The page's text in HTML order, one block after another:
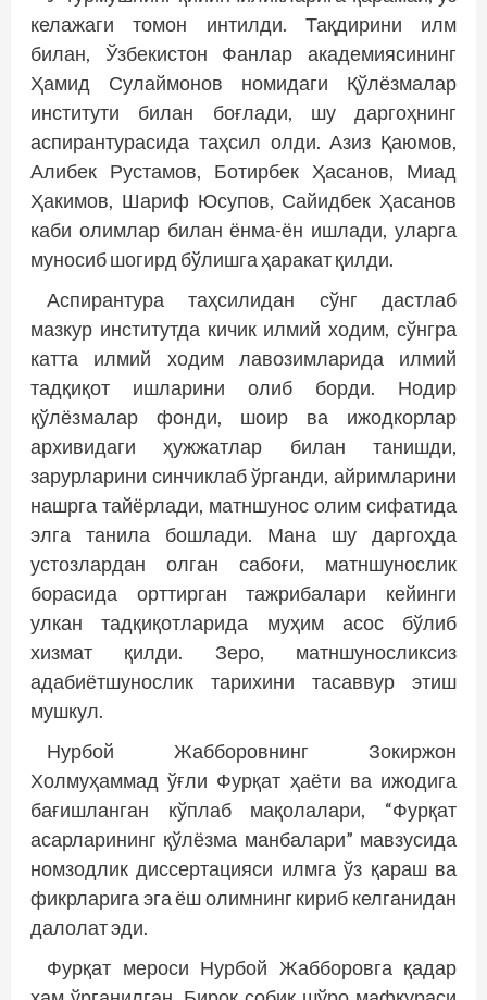
келажаги томон интилди. Тақдирини илм
билан, Ўзбекистон Фанлар академиясининг
Ҳамид Сулаймонов номидаги Қўлёзмалар
институти билан боғлади, шу даргоҳнинг
аспирантурасида таҳсил олди. Азиз Қаюмов,
Алибек Рустамов, Ботирбек Ҳасанов, Миад
Ҳакимов, Шариф Юсупов, Сайидбек Ҳасанов
каби олимлар билан ёнма-ён ишлади, уларга
муносиб шогирд бўлишга ҳаракат қилди.
Аспирантура таҳсилидан сўнг дастлаб
мазкур институтда кичик илмий ходим, сўнгра
катта илмий ходим лавозимларида илмий
тадқиқот ишларини олиб борди. Нодир
қўлёзмалар фонди, шоир ва ижодкорлар
архивидаги ҳужжатлар билан танишди,
зарурларини синчиклаб ўрганди, айримларини
нашрга тайёрлади, матншунос олим сифатида
элга танила бошлади. Мана шу даргоҳда
устозлардан олган сабоғи, матншунослик
борасида орттирган тажрибалари кейинги
улкан тадқиқотларида муҳим асос бўлиб
хизмат қилди. Зеро, матншуносликсиз
адабиётшунослик тарихини тасаввур этиш
мушкул.
Нурбой Жабборовнинг Зокиржон
Холмуҳаммад ўғли Фурқат ҳаёти ва ижодига
бағишланган кўплаб мақолалари, “Фурқат
асарларининг қўлёзма манбалари” мавзусида
номзодлик диссертацияси илмга ўз қараш ва
фикрларига эга ёш олимнинг кириб келганидан
далолат эди.
Фурқат мероси Нурбой Жабборовга қадар